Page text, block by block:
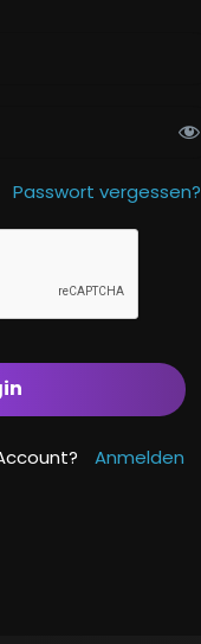
Passwort vergessen?
Anmelden